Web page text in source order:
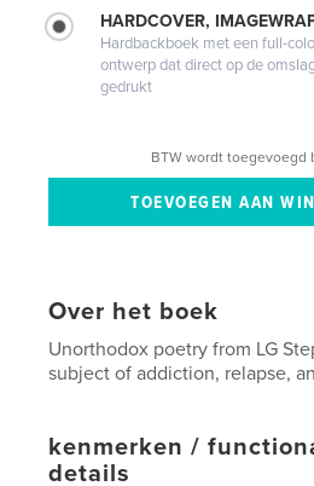
HARDCOVER,
Hardbackboek met een full-
ontwerp dat direct op de
gedrukt
BTW wordt toegevoegd
Over het boek
Unorthodox poetry from LG
subject of addiction, relapse,
kenmerken /
details